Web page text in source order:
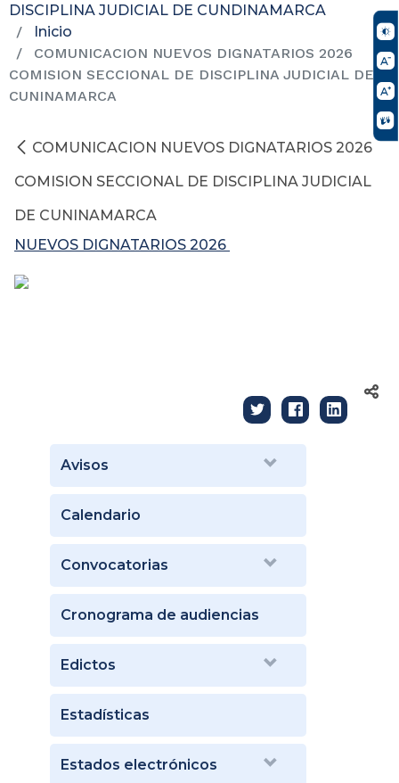
DISCIPLINA JUDICIAL DE CUNDINAMARCA
Inicio
COMUNICACION NUEVOS DIGNATARIOS 2026
COMISION SECCIONAL DE DISCIPLINA JUDICIAL DE
CUNINAMARCA
COMUNICACION NUEVOS DIGNATARIOS 2026
COMISION SECCIONAL DE DISCIPLINA JUDICIAL
DE CUNINAMARCA
NUEVOS DIGNATARIOS 2026
Avisos
Calendario
Convocatorias
Cronograma de audiencias
Edictos
Estadísticas
Estados electrónicos